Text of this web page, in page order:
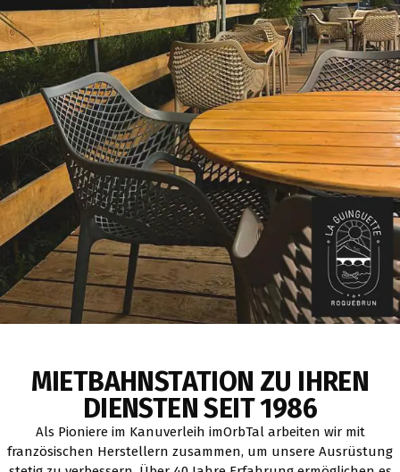
MIETBAHNSTATION ZU IHREN
DIENSTEN SEIT 1986
Als Pioniere im Kanuverleih imOrbTal arbeiten wir mit
französischen Herstellern zusammen, um unsere Ausrüstung